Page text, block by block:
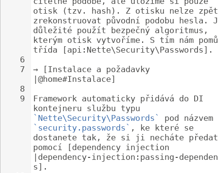
6
7
8
9
otisk (tzv. hash). Z otisku nelze
zrekonstruovat původní podobu hesla.
důležité použít bezpečný algoritmus,
kterým otisk vytvoříme. S tím nám
třída [api:Nette\Security\Passwords].
→ [Instalace a požadavky
|@home#Instalace]
Framework automaticky přidává do DI
kontejneru službu typu
`Nette\Security\Passwords`
pod názvem
`security.passwords` , ke které se
dostanete tak, že si ji necháte
pomocí [dependency injection
|dependency-injection:passing-
s].